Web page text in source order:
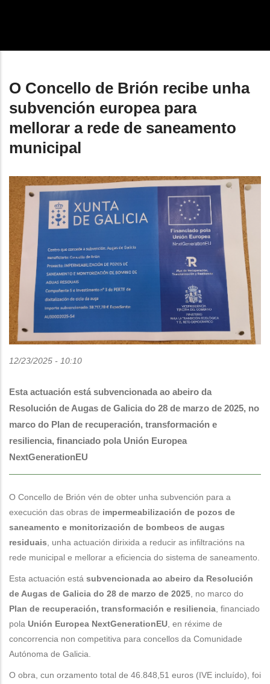
ayuda
la
navegación
O Concello de Brión recibe unha
subvención europea para
mellorar a rede de saneamento
municipal
12/23/2025 - 10:10
Esta actuación está subvencionada ao abeiro da
Resolución de Augas de Galicia do 28 de marzo de 2025, no
marco do Plan de recuperación, transformación e
resiliencia, financiado pola Unión Europea
NextGenerationEU
O Concello de Brión vén de obter unha subvención para a
execución das obras de impermeabilización de pozos de
saneamento e monitorización de bombeos de augas
residuais , unha actuación dirixida a reducir as infiltracións na
rede municipal e mellorar a eficiencia do sistema de saneamento.
Esta actuación está subvencionada ao abeiro da Resolución
de Augas de Galicia do 28 de marzo de 2025 , no marco do
Plan de recuperación, transformación e resiliencia , financiado
pola Unión Europea NextGenerationEU , en réxime de
concorrencia non competitiva para concellos da Comunidade
Autónoma de Galicia.
O obra, cun orzamento total de 46.848,51 euros (IVE incluído), foi